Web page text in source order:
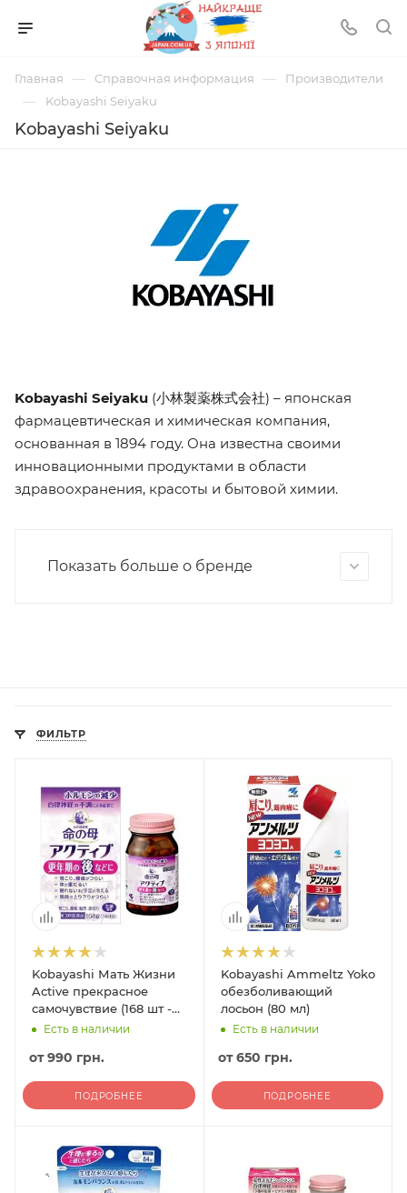
Главная — Справочная информация — Производители
— Kobayashi Seiyaku
Kobayashi Seiyaku
Kobayashi Seiyaku (小林製薬株式会社) – японская
фармацевтическая и химическая компания,
основанная в 1894 году. Она известна своими
инновационными продуктами в области
здравоохранения, красоты и бытовой химии.
Показать больше о бренде
ФИЛЬТР
Kobayashi Мать Жизни
Active прекрасное
самочувствие (168 шт -
14 дней)
Есть в наличии
от990 грн.
ПОДРОБНЕЕ
Kobayashi Ammeltz Yoko
обезболивающий
лосьон (80 мл)
Есть в наличии
от650 грн.
ПОДРОБНЕЕ